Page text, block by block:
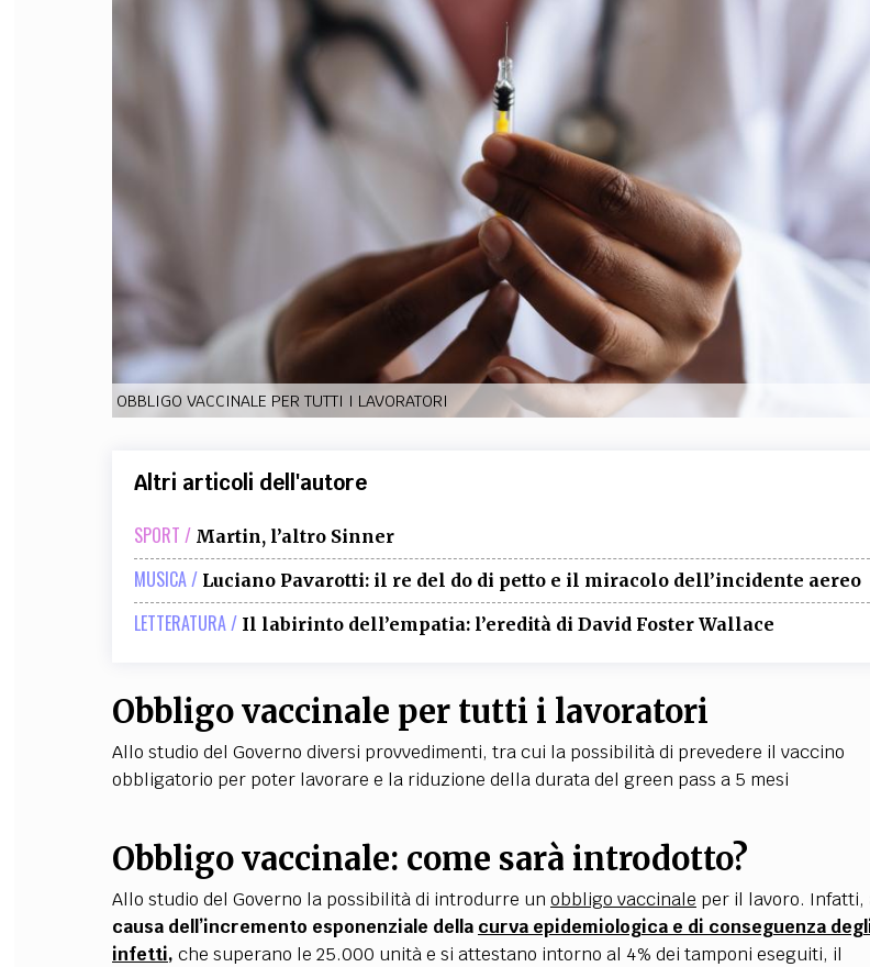
TEAM
FILODIRITTO REDAZIONE COMITATO SCIENTIFICO
EXTRA
CODICI RUBRICHE LIBRI PROCEEDINGS
SOCIAL MEDIA
OBBLIGO VACCINALE PER TUTTI I LAVORATORI
Altri articoli dell'autore
SPORT / Martin, l’altro Sinner
MUSICA / Luciano Pavarotti: il re del do di petto e il miracolo dell’incidente aereo
LETTERATURA / Il labirinto dell’empatia: l’eredità di David Foster Wallace
Obbligo vaccinale per tutti i lavoratori
Allo studio del Governo diversi provvedimenti, tra cui la possibilità di prevedere il vaccino
obbligatorio per poter lavorare e la riduzione della durata del green pass a 5 mesi
Obbligo vaccinale: come sarà introdotto?
Allo studio del Governo la possibilità di introdurre un obbligo vaccinale per il lavoro. Infatti,
causa dell’incremento esponenziale della curva epidemiologica e di conseguenza
infetti, che superano le 25.000 unità e si attestano intorno al 4% dei tamponi eseguiti, il